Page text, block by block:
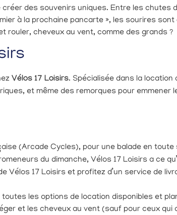
des souvenirs uniques. Entre les chutes
à la prochaine pancarte », les sourires sont
cheveux au vent, comme des grands ?
Vélos 17 Loisirs. Spécialisée dans la
et même des remorques pour emmener
(Arcade Cycles), pour une balade en toute
du dimanche, Vélos 17 Loisirs a ce
Vélos 17 Loisirs et profitez d’un service de
les options de location disponibles et
et les cheveux au vent (sauf pour ceux qui